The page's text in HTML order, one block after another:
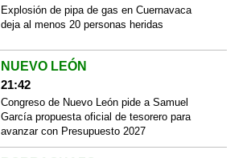
Explosión de pipa de gas en Cuernavaca
deja al menos 20 personas heridas
NUEVO LEÓN
21:42
Congreso de Nuevo León pide a Samuel
García propuesta oficial de tesorero para
avanzar con Presupuesto 2027